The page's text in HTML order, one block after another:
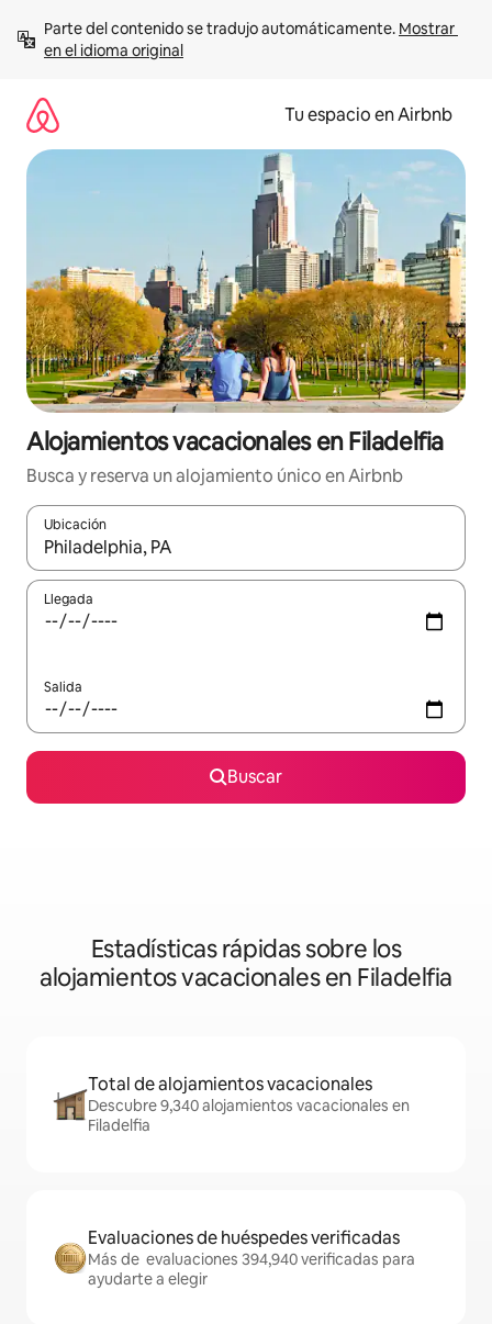
contenido
Parte del contenido se tradujo automáticamente. Mostrar
en el idioma original
Tu espacio en Airbnb
Alojamientos vacacionales en Filadelfia
Busca y reserva un alojamiento único en Airbnb
Ubicación
Cuando los resultados estén disponibles, podrás navegar
Llegada
Salida
Buscar
Estadísticas rápidas sobre los
alojamientos vacacionales en Filadelfia
Total de alojamientos vacacionales
Descubre 9,340 alojamientos vacacionales en
Filadelfia
Evaluaciones de huéspedes verificadas
Más de evaluaciones 394,940 verificadas para
ayudarte a elegir